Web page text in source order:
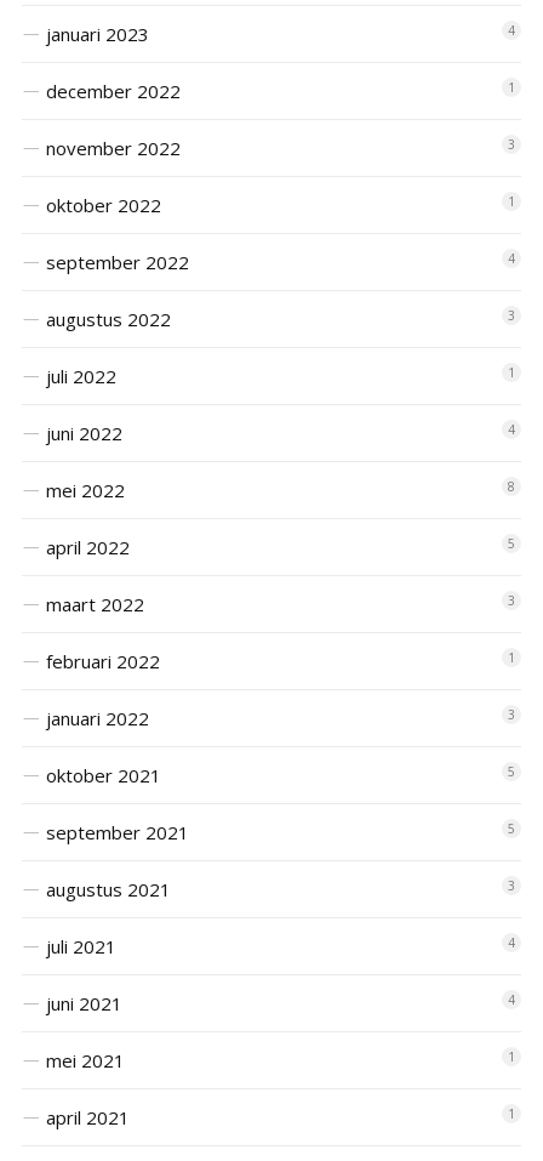
januari 2023 4
december 2022 1
november 2022 3
oktober 2022 1
september 2022 4
augustus 2022 3
juli 2022 1
juni 2022 4
mei 2022 8
april 2022 5
maart 2022 3
februari 2022 1
januari 2022 3
oktober 2021 5
september 2021 5
augustus 2021 3
juli 2021 4
juni 2021 4
mei 2021 1
april 2021 1